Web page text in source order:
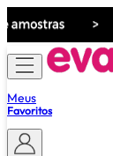
Meus
Favoritos